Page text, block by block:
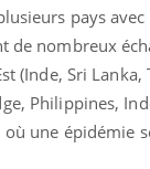
pays avec
de nombreux
(Inde, Sri Lanka,
Philippines,
où une épidémie